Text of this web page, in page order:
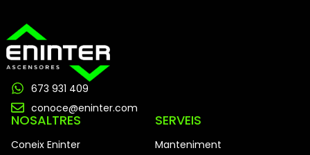
673 931 409
conoce@eninter.com
NOSALTRES
Coneix Eninter
SERVEIS
Manteniment